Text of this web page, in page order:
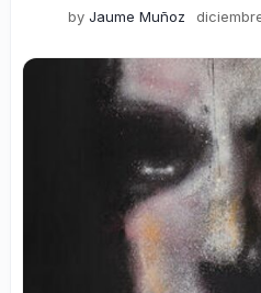
by Jaume Muñoz